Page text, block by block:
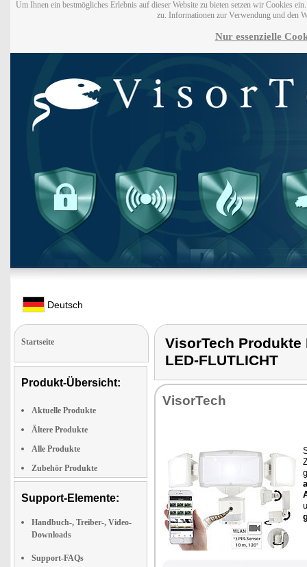
Um Ihnen ein bestmögliches Erlebnis auf dieser Website zu bieten setzen wir Cookies
zu. Informationen zur Verwendung und den
Nur essenzielle
Deutsch
Startseite
Produkt-Übersicht:
Aktuelle Produkte
Ältere Produkte
Alle Produkte
Zubehör Produkte
Support-Elemente:
Handbuch-, Treiber-, Video-
Downloads
Support-FAQs
VisorTech Produkte
LED-FLUTLICHT
Vi­sor­Tech